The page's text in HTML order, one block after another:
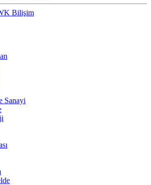
Bilişim
Sanayi